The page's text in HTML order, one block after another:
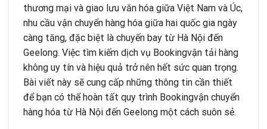
thương mại và giao lưu văn hóa giữa Việt Nam và Úc,
nhu cầu vận chuyển hàng hóa giữa hai quốc gia ngày
càng tăng, đặc biệt là chuyến bay từ Hà Nội đến
Geelong. Việc tìm kiếm dịch vụ Bookingvận tải hàng
không uy tín và hiệu quả trở nên hết sức quan trọng.
Bài viết này sẽ cung cấp những thông tin cần thiết
để bạn có thể hoàn tất quy trình Bookingvận chuyển
hàng hóa từ Hà Nội đến Geelong một cách suôn sẻ.